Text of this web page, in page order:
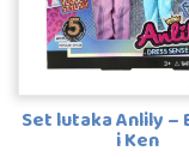
Set lutaka Anlily –
i Ken